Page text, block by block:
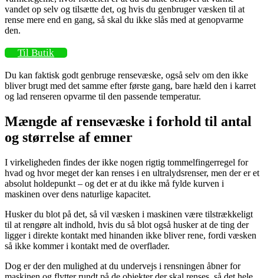
vandet op selv og tilsætte det, og hvis du genbruger væsken til at
rense mere end en gang, så skal du ikke slås med at genopvarme
den.
Til Butik
Du kan faktisk godt genbruge rensevæske, også selv om den ikke
bliver brugt med det samme efter første gang, bare hæld den i karret
og lad renseren opvarme til den passende temperatur.
Mængde af rensevæske i forhold til antal
og størrelse af emner
I virkeligheden findes der ikke nogen rigtig tommelfingerregel for
hvad og hvor meget der kan renses i en ultralydsrenser, men der er et
absolut holdepunkt – og det er at du ikke må fylde kurven i
maskinen over dens naturlige kapacitet.
Husker du blot på det, så vil væsken i maskinen være tilstrækkeligt
til at rengøre alt indhold, hvis du så blot også husker at de ting der
ligger i direkte kontakt med hinanden ikke bliver rene, fordi væsken
så ikke kommer i kontakt med de overflader.
Dog er der den mulighed at du undervejs i rensningen åbner for